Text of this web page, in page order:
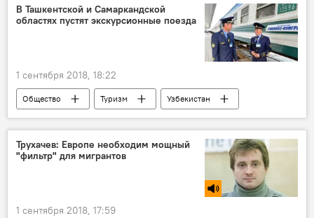
В Ташкентской и Самаркандской
областях пустят экскурсионные поезда
1 сентября 2018, 18:22
Общество Туризм
Узбекистан
Ташкентская область
Самаркандская область
электропоезд
Поезд
экскурсия
Трухачев: Европе необходим мощный
"фильтр" для мигрантов
1 сентября 2018, 17:59